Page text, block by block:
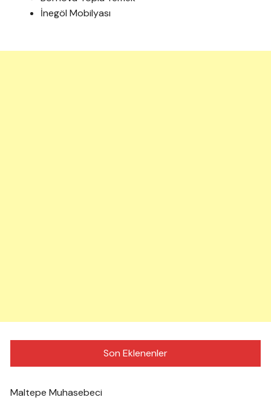
İnegöl Mobilyası
Son Eklenenler
Maltepe Muhasebeci